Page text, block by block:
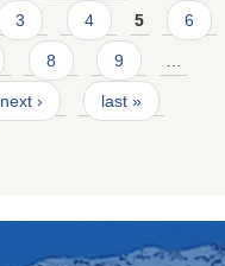
3 4 5 6
8 9
next › last »